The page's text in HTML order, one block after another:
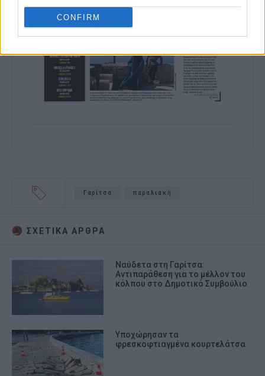
CONFIRM
Γαρίτσα παραλιακή
ΣΧΕΤΙΚA AΡΘΡΑ
Ναύδετα στη Γαρίτσα:
Αντιπαράθεση για το μέλλον του
κόλπου στο Δημοτικό Συμβούλιο
Υποχώρησαν τα
φρεσκοφτιαγμένα κουρτελάτσα